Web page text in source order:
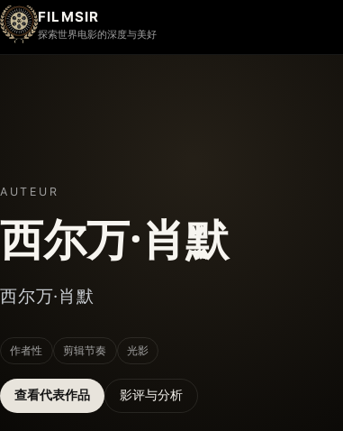
FILMSIR
探索世界电影的深度与美好
AUTEUR
西尔万·肖默
西尔万·肖默
作者性 剪辑节奏 光影
查看代表作品 影评与分析